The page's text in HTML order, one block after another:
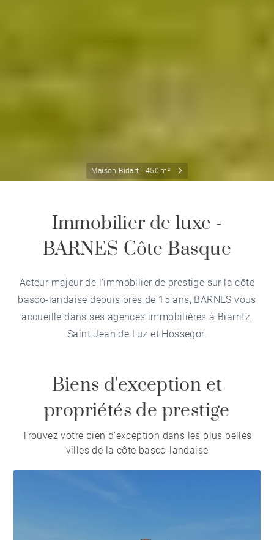
Maison Bidart - 450 m²
Immobilier de luxe -
BARNES Côte Basque
Acteur majeur de l'immobilier de prestige sur la côte
basco-landaise depuis près de 15 ans, BARNES vous
accueille dans ses agences immobilières à Biarritz,
Saint Jean de Luz et Hossegor.
Biens d'exception et
propriétés de prestige
Trouvez votre bien d'exception dans les plus belles
villes de la côte basco-landaise